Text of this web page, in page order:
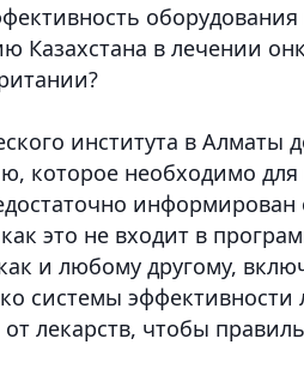
Казахстана в лечении
института в Алматы
которое необходимо
информирован
это не входит в
и любому другому,
системы эффективности
лекарств, чтобы